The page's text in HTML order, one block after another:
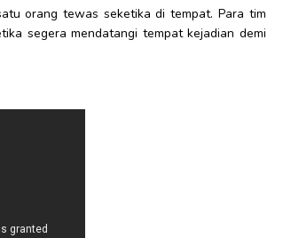
orang tewas seketika di tempat. Para tim
segera mendatangi tempat kejadian demi